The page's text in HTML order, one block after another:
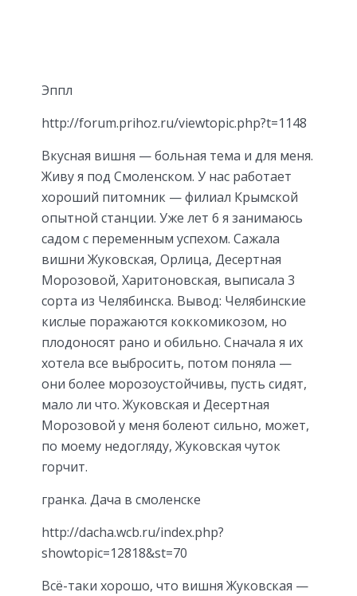
Эппл
http://forum.prihoz.ru/viewtopic.php?t=1148
Вкусная вишня — больная тема и для меня.
Живу я под Смоленском. У нас работает
хороший питомник — филиал Крымской
опытной станции. Уже лет 6 я занимаюсь
садом с переменным успехом. Сажала
вишни Жуковская, Орлица, Десертная
Морозовой, Харитоновская, выписала 3
сорта из Челябинска. Вывод: Челябинские
кислые поражаются коккомикозом, но
плодоносят рано и обильно. Сначала я их
хотела все выбросить, потом поняла —
они более морозоустойчивы, пусть сидят,
мало ли что. Жуковская и Десертная
Морозовой у меня болеют сильно, может,
по моему недогляду, Жуковская чуток
горчит.
гранка. Дача в смоленске
http://dacha.wcb.ru/index.php?
showtopic=12818&st=70
Всё-таки хорошо, что вишня Жуковская —